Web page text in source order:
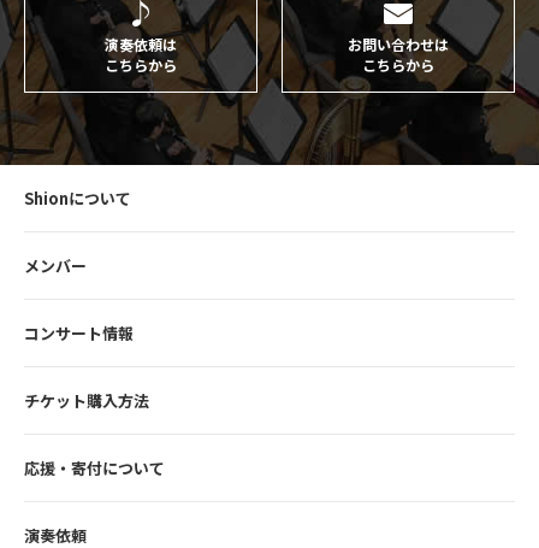
演奏依頼は
こちらから
お問い合わせは
こちらから
Shionについて
メンバー
コンサート情報
チケット購入方法
応援・寄付について
演奏依頼